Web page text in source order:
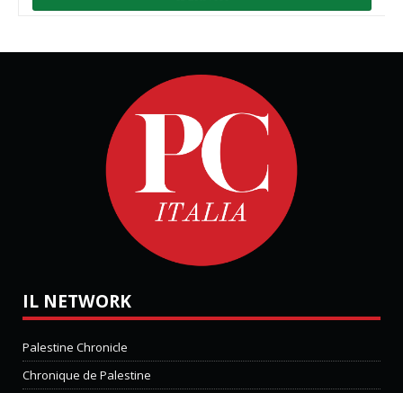
IL NETWORK
Palestine Chronicle
Chronique de Palestine